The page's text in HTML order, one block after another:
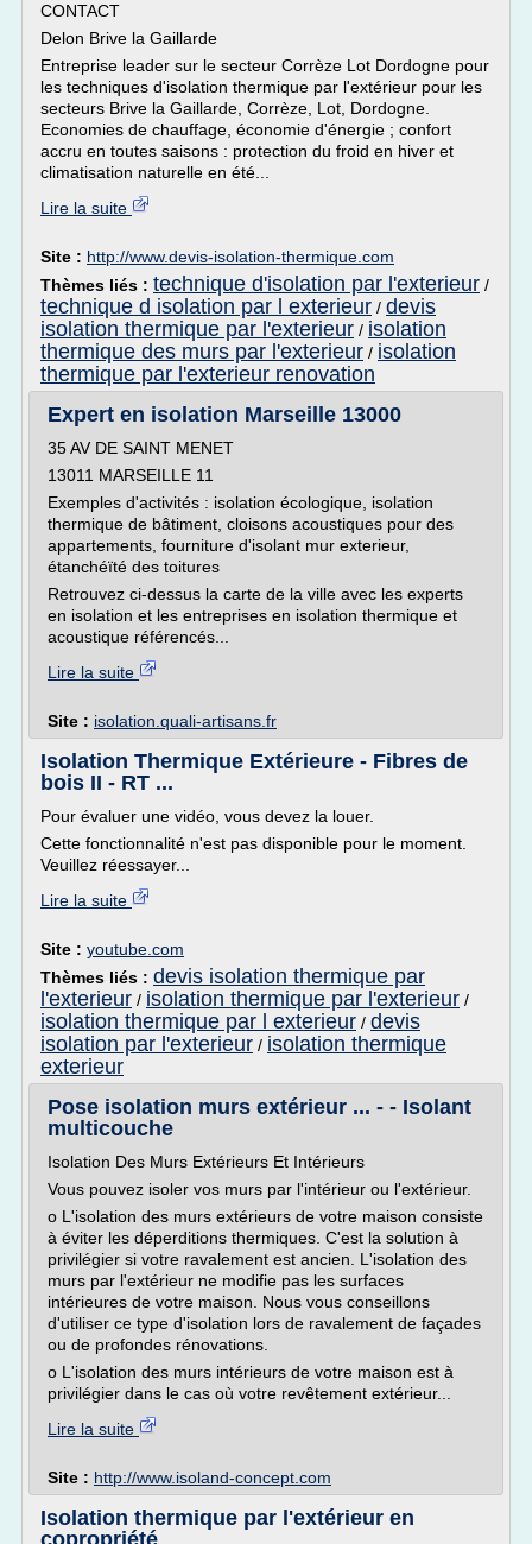
CONTACT
Delon Brive la Gaillarde
Entreprise leader sur le secteur Corrèze Lot Dordogne pour
les techniques d'isolation thermique par l'extérieur pour les
secteurs Brive la Gaillarde, Corrèze, Lot, Dordogne.
Economies de chauffage, économie d'énergie ; confort
accru en toutes saisons : protection du froid en hiver et
climatisation naturelle en été...
Lire la suite
Site : http://www.devis-isolation-thermique.com
Thèmes liés : technique d'isolation par l'exterieur /
technique d isolation par l exterieur / devis
isolation thermique par l'exterieur / isolation
thermique des murs par l'exterieur / isolation
thermique par l'exterieur renovation
Expert en isolation Marseille 13000
35 AV DE SAINT MENET
13011 MARSEILLE 11
Exemples d'activités : isolation écologique, isolation
thermique de bâtiment, cloisons acoustiques pour des
appartements, fourniture d'isolant mur exterieur,
étanchéïté des toitures
Retrouvez ci-dessus la carte de la ville avec les experts
en isolation et les entreprises en isolation thermique et
acoustique référencés...
Lire la suite
Site : isolation.quali-artisans.fr
Isolation Thermique Extérieure - Fibres de
bois II - RT ...
Pour évaluer une vidéo, vous devez la louer.
Cette fonctionnalité n'est pas disponible pour le moment.
Veuillez réessayer...
Lire la suite
Site : youtube.com
Thèmes liés : devis isolation thermique par
l'exterieur / isolation thermique par l'exterieur /
isolation thermique par l exterieur / devis
isolation par l'exterieur / isolation thermique
exterieur
Pose isolation murs extérieur ... - - Isolant
multicouche
Isolation Des Murs Extérieurs Et Intérieurs
Vous pouvez isoler vos murs par l'intérieur ou l'extérieur.
o L'isolation des murs extérieurs de votre maison consiste
à éviter les déperditions thermiques. C'est la solution à
privilégier si votre ravalement est ancien. L'isolation des
murs par l'extérieur ne modifie pas les surfaces
intérieures de votre maison. Nous vous conseillons
d'utiliser ce type d'isolation lors de ravalement de façades
ou de profondes rénovations.
o L'isolation des murs intérieurs de votre maison est à
privilégier dans le cas où votre revêtement extérieur...
Lire la suite
Site : http://www.isoland-concept.com
Isolation thermique par l'extérieur en
copropriété